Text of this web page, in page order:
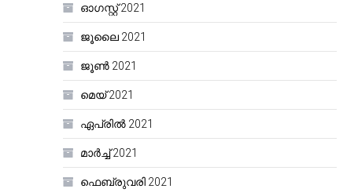
ഓഗസ്റ്റ്‌ 2021
ജൂലൈ 2021
ജൂൺ 2021
മെയ്‌ 2021
ഏപ്രിൽ 2021
മാർച്ച്‌ 2021
ഫെബ്രുവരി 2021